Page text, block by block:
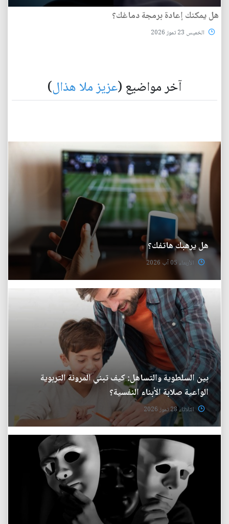
هل يمكنك إعادة برمجة دماغك؟
الخميس 23 تموز 2026
آخر مواضيع (عزيز ملا هذال)
هل يرهبك هاتفك؟
الأربعاء 05 آب 2026
بين السلطوية والتساهل: كيف تبني المرونة التربوية
الواعية صلابة الأبناء النفسية؟
الثلاثاء 28 تموز 2026